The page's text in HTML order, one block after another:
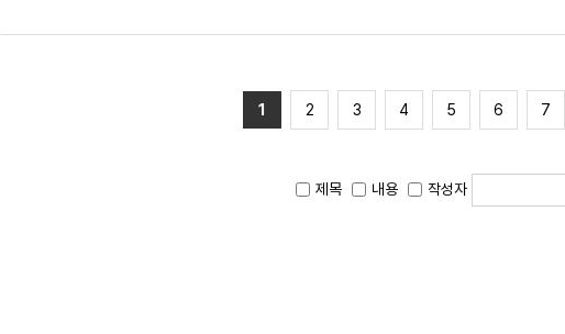
1 2 3 4 5 6 7
제목 내용 작성자